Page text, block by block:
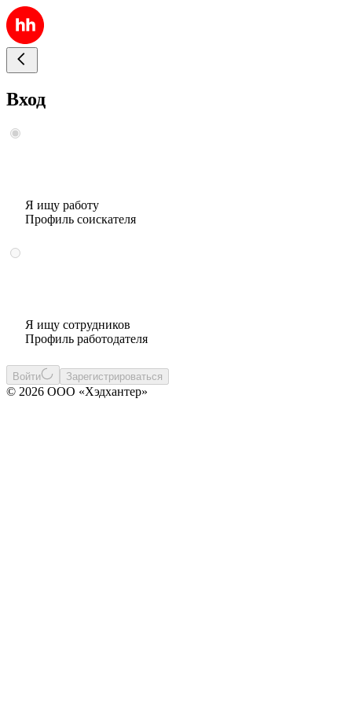
Вход
Я ищу работу
Профиль соискателя
Я ищу сотрудников
Профиль работодателя
Войти Зарегистрироваться
© 2026 ООО «Хэдхантер»